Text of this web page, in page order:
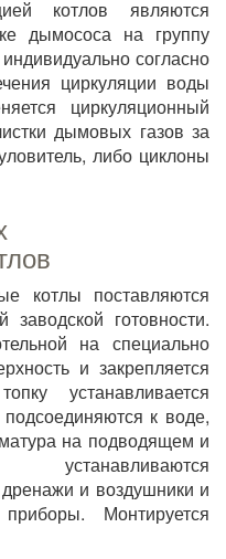
котлов являются
дымососа на группу
согласно
циркуляции воды
циркуляционный
дымовых газов за
либо циклоны
котлы поставляются
готовности.
на специально
и закрепляется
устанавливается
к воде,
на подводящем и
устанавливаются
и воздушники и
Монтируется